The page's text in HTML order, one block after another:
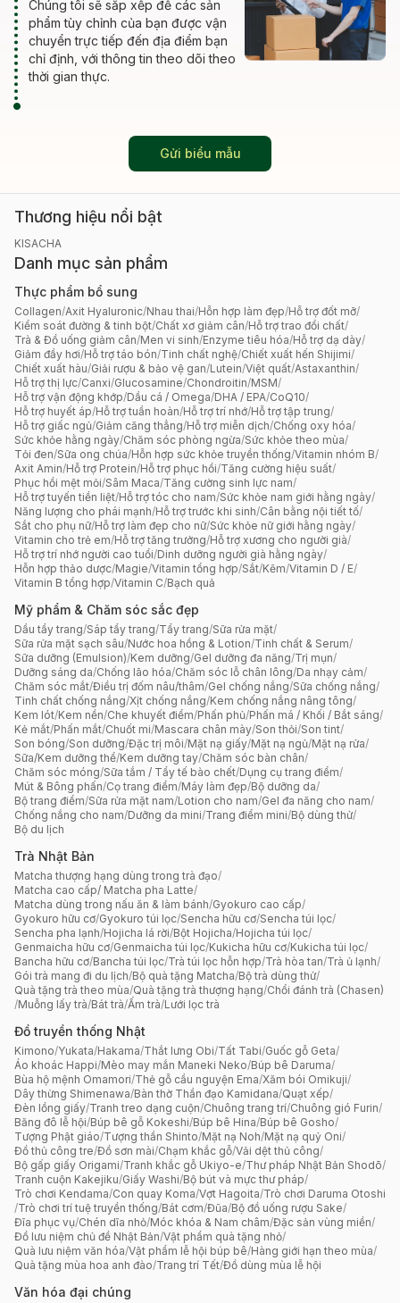
Chúng tôi sẽ sắp xếp để các sản
phẩm tùy chỉnh của bạn được vận
chuyển trực tiếp đến địa điểm bạn
chỉ định, với thông tin theo dõi theo
thời gian thực.
Gửi biểu mẫu
Thương hiệu nổi bật
KISACHA
Danh mục sản phẩm
Thực phẩm bổ sung
Collagen/Axit Hyaluronic/Nhau thai/Hỗn hợp làm đẹp/Hỗ trợ đốt mỡ/
Kiểm soát đường & tinh bột/Chất xơ giảm cân/Hỗ trợ trao đổi chất/
Trà & Đồ uống giảm cân/Men vi sinh/Enzyme tiêu hóa/Hỗ trợ dạ dày/
Giảm đầy hơi/Hỗ trợ táo bón/Tinh chất nghệ/Chiết xuất hến Shijimi/
Chiết xuất hàu/Giải rượu & bảo vệ gan/Lutein/Việt quất/Astaxanthin/
Hỗ trợ thị lực/Canxi/Glucosamine/Chondroitin/MSM/
Hỗ trợ vận động khớp/Dầu cá / Omega/DHA / EPA/CoQ10/
Hỗ trợ huyết áp/Hỗ trợ tuần hoàn/Hỗ trợ trí nhớ/Hỗ trợ tập trung/
Hỗ trợ giấc ngủ/Giảm căng thẳng/Hỗ trợ miễn dịch/Chống oxy hóa/
Sức khỏe hằng ngày/Chăm sóc phòng ngừa/Sức khỏe theo mùa/
Tỏi đen/Sữa ong chúa/Hỗn hợp sức khỏe truyền thống/Vitamin nhóm B/
Axit Amin/Hỗ trợ Protein/Hỗ trợ phục hồi/Tăng cường hiệu suất/
Phục hồi mệt mỏi/Sâm Maca/Tăng cường sinh lực nam/
Hỗ trợ tuyến tiền liệt/Hỗ trợ tóc cho nam/Sức khỏe nam giới hằng ngày/
Năng lượng cho phái mạnh/Hỗ trợ trước khi sinh/Cân bằng nội tiết tố/
Sắt cho phụ nữ/Hỗ trợ làm đẹp cho nữ/Sức khỏe nữ giới hằng ngày/
Vitamin cho trẻ em/Hỗ trợ tăng trưởng/Hỗ trợ xương cho người già/
Hỗ trợ trí nhớ người cao tuổi/Dinh dưỡng người già hằng ngày/
Hỗn hợp thảo dược/Magie/Vitamin tổng hợp/Sắt/Kẽm/Vitamin D / E/
Vitamin B tổng hợp/Vitamin C/Bạch quả
Mỹ phẩm & Chăm sóc sắc đẹp
Dầu tẩy trang/Sáp tẩy trang/Tẩy trang/Sữa rửa mặt/
Sữa rửa mặt sạch sâu/Nước hoa hồng & Lotion/Tinh chất & Serum/
Sữa dưỡng (Emulsion)/Kem dưỡng/Gel dưỡng đa năng/Trị mụn/
Dưỡng sáng da/Chống lão hóa/Chăm sóc lỗ chân lông/Da nhạy cảm/
Chăm sóc mắt/Điều trị đốm nâu/thâm/Gel chống nắng/Sữa chống nắng/
Tinh chất chống nắng/Xịt chống nắng/Kem chống nắng nâng tông/
Kem lót/Kem nền/Che khuyết điểm/Phấn phủ/Phấn má / Khối / Bắt sáng/
Kẻ mắt/Phấn mắt/Chuốt mi/Mascara chân mày/Son thỏi/Son tint/
Son bóng/Son dưỡng/Đặc trị môi/Mặt nạ giấy/Mặt nạ ngủ/Mặt nạ rửa/
Sữa/Kem dưỡng thể/Kem dưỡng tay/Chăm sóc bàn chân/
Chăm sóc móng/Sữa tắm / Tẩy tế bào chết/Dụng cụ trang điểm/
Mút & Bông phấn/Cọ trang điểm/Máy làm đẹp/Bộ dưỡng da/
Bộ trang điểm/Sữa rửa mặt nam/Lotion cho nam/Gel đa năng cho nam/
Chống nắng cho nam/Dưỡng da mini/Trang điểm mini/Bộ dùng thử/
Bộ du lịch
Trà Nhật Bản
Matcha thượng hạng dùng trong trà đạo/
Matcha cao cấp/ Matcha pha Latte/
Matcha dùng trong nấu ăn & làm bánh/Gyokuro cao cấp/
Gyokuro hữu cơ/Gyokuro túi lọc/Sencha hữu cơ/Sencha túi lọc/
Sencha pha lạnh/Hojicha lá rời/Bột Hojicha/Hojicha túi lọc/
Genmaicha hữu cơ/Genmaicha túi lọc/Kukicha hữu cơ/Kukicha túi lọc/
Bancha hữu cơ/Bancha túi lọc/Trà túi lọc hỗn hợp/Trà hòa tan/Trà ủ lạnh/
Gói trà mang đi du lịch/Bộ quà tặng Matcha/Bộ trà dùng thử/
Quà tặng trà theo mùa/Quà tặng trà thượng hạng/Chổi đánh trà (Chasen)
/Muỗng lấy trà/Bát trà/Ấm trà/Lưới lọc trà
Đồ truyền thống Nhật
Kimono/Yukata/Hakama/Thắt lưng Obi/Tất Tabi/Guốc gỗ Geta/
Áo khoác Happi/Mèo may mắn Maneki Neko/Búp bê Daruma/
Bùa hộ mệnh Omamori/Thẻ gỗ cầu nguyện Ema/Xăm bói Omikuji/
Dây thừng Shimenawa/Bàn thờ Thần đạo Kamidana/Quạt xếp/
Đèn lồng giấy/Tranh treo dạng cuộn/Chuông trang trí/Chuông gió Furin/
Băng đô lễ hội/Búp bê gỗ Kokeshi/Búp bê Hina/Búp bê Gosho/
Tượng Phật giáo/Tượng thần Shinto/Mặt nạ Noh/Mặt nạ quỷ Oni/
Đồ thủ công tre/Đồ sơn mài/Chạm khắc gỗ/Vải dệt thủ công/
Bộ gấp giấy Origami/Tranh khắc gỗ Ukiyo-e/Thư pháp Nhật Bản Shodō/
Tranh cuộn Kakejiku/Giấy Washi/Bộ bút và mực thư pháp/
Trò chơi Kendama/Con quay Koma/Vợt Hagoita/Trò chơi Daruma Otoshi
/Trò chơi trí tuệ truyền thống/Bát cơm/Đũa/Bộ đồ uống rượu Sake/
Đĩa phục vụ/Chén dĩa nhỏ/Móc khóa & Nam châm/Đặc sản vùng miền/
Đồ lưu niệm chủ đề Nhật Bản/Vật phẩm quà tặng nhỏ/
Quà lưu niệm văn hóa/Vật phẩm lễ hội búp bê/Hàng giới hạn theo mùa/
Quà tặng mùa hoa anh đào/Trang trí Tết/Đồ dùng mùa lễ hội
Văn hóa đại chúng